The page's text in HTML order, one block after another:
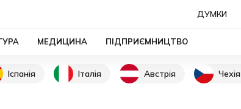
ДУМКИ
МЕДИЦИНА ПІДПРИЄМНИЦТВО
Іспанія Італія Австрія Чехія